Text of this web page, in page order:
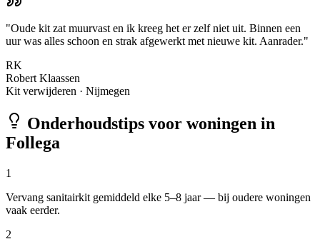
"Oude kit zat muurvast en ik kreeg het er zelf niet uit. Binnen een
uur was alles schoon en strak afgewerkt met nieuwe kit. Aanrader."
RK
Robert Klaassen
Kit verwijderen · Nijmegen
Onderhoudstips voor woningen in
Follega
1
Vervang sanitairkit gemiddeld elke 5–8 jaar — bij oudere woningen
vaak eerder.
2